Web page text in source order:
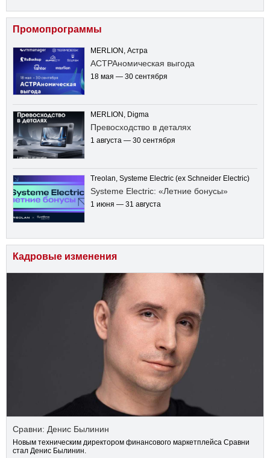
Промопрограммы
MERLION, Астра
АСТРАномическая выгода
18 мая — 30 сентября
MERLION, Digma
Превосходство в деталях
1 августа — 30 сентября
Treolan, Systeme Electric (ex Schneider Electric)
Systeme Electric: «Летние бонусы»
1 июня — 31 августа
Кадровые изменения
Сравни: Денис Былинин
Новым техническим директором финансового маркетплейса Сравни
стал Денис Былинин.